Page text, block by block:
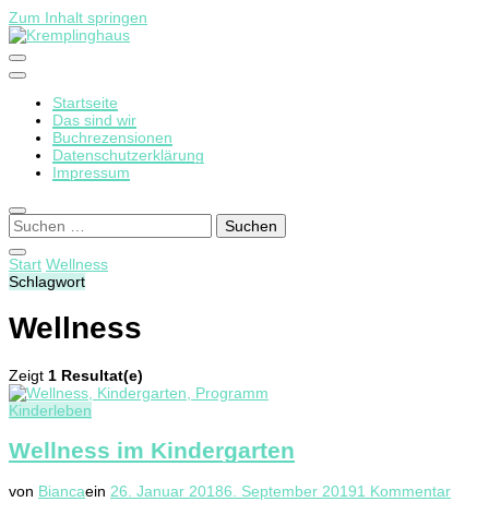
Zum Inhalt springen
Kremplinghaus
Startseite
Das sind wir
Buchrezensionen
Datenschutzerklärung
Impressum
Suchen
nach:
Start Wellness
Schlagwort
Wellness
Zeigt 1 Resultat(e)
Kinderleben
Wellness im Kindergarten
von Biancaein 26. Januar 20186. September 20191 Kommentarzu